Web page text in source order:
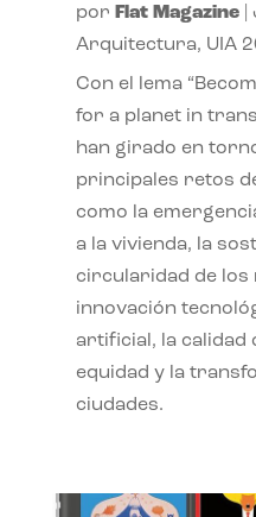
por Flat Magazine|
Arquitectura, UIA
Con el lema
for a planet in
han girado en
principales retos
como la
a la vivienda, la
circularidad de los
innovación
artificial, la calidad
equidad y la
ciudades.